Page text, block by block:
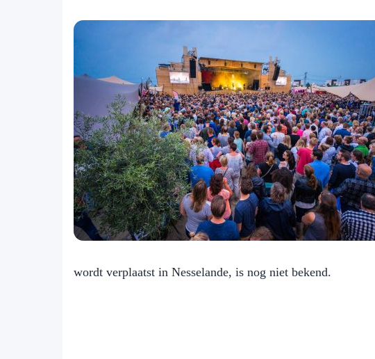
wordt verplaatst in Nesselande, is nog niet bekend.